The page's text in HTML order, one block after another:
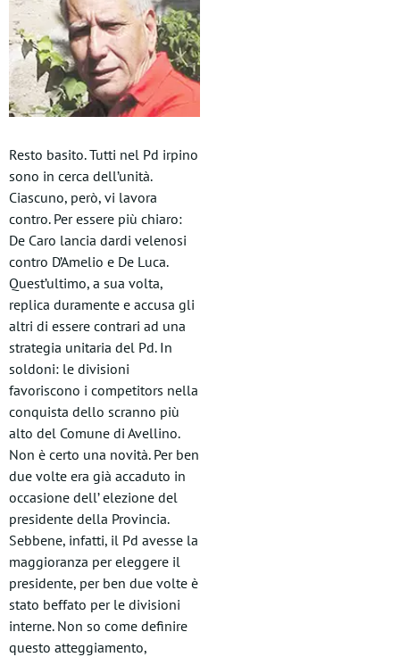
Resto basito. Tutti nel Pd irpino
sono in cerca dell’unità.
Ciascuno, però, vi lavora
contro. Per essere più chiaro:
De Caro lancia dardi velenosi
contro D’Amelio e De Luca.
Quest’ultimo, a sua volta,
replica duramente e accusa gli
altri di essere contrari ad una
strategia unitaria del Pd. In
soldoni: le divisioni
favoriscono i competitors nella
conquista dello scranno più
alto del Comune di Avellino.
Non è certo una novità. Per ben
due volte era già accaduto in
occasione dell’ elezione del
presidente della Provincia.
Sebbene, infatti, il Pd avesse la
maggioranza per eleggere il
presidente, per ben due volte è
stato beffato per le divisioni
interne. Non so come definire
questo atteggiamento,